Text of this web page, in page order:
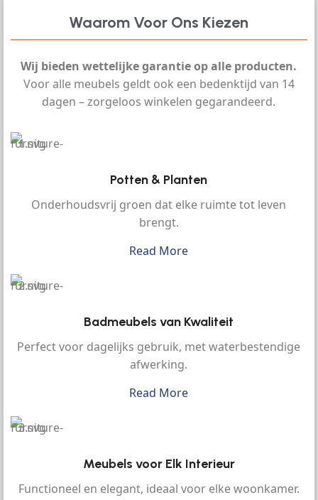
Waarom Voor Ons Kiezen
Wij bieden wettelijke garantie op alle producten.
Voor alle meubels geldt ook een bedenktijd van 14
dagen – zorgeloos winkelen gegarandeerd.
Potten & Planten
Onderhoudsvrij groen dat elke ruimte tot leven
brengt.
Read More
Badmeubels van Kwaliteit
Perfect voor dagelijks gebruik, met waterbestendige
afwerking.
Read More
Meubels voor Elk Interieur
Functioneel en elegant, ideaal voor elke woonkamer.